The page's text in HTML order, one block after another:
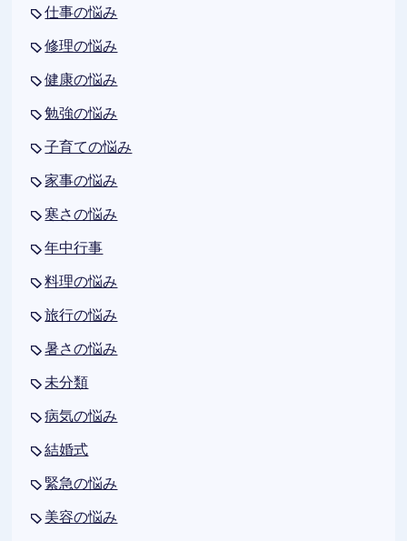
仕事の悩み
修理の悩み
健康の悩み
勉強の悩み
子育ての悩み
家事の悩み
寒さの悩み
年中行事
料理の悩み
旅行の悩み
暑さの悩み
未分類
病気の悩み
結婚式
緊急の悩み
美容の悩み